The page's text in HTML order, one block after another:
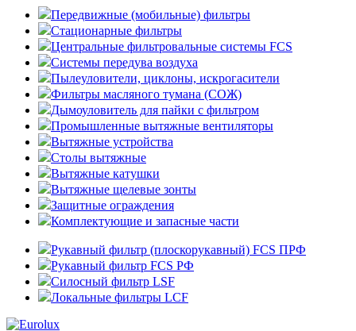
Передвижные (мобильные) фильтры
Стационарные фильтры
Центральные фильтровальные системы FCS
Системы передува воздуха
Пылеуловители, циклоны, искрогасители
Фильтры масляного тумана (СОЖ)
Дымоуловитель для пайки с фильтром
Промышленные вытяжные вентиляторы
Вытяжные устройства
Столы вытяжные
Вытяжные катушки
Вытяжные щелевые зонты
Защитные ограждения
Комплектующие и запасные части
Рукавный фильтр (плоскорукавный) FCS ПРФ
Рукавный фильтр FCS РФ
Силосный фильтр LSF
Локальные фильтры LCF